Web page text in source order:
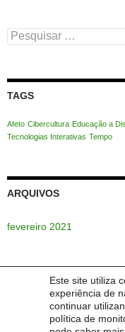
Este site utiliza
experiência de
continuar
política de
Pesquisar
por:
TAGS
Afeto Cibercultura Educação a
Tecnologias Interativas Tempo
ARQUIVOS
fevereiro 2021
POSTS RECENTES